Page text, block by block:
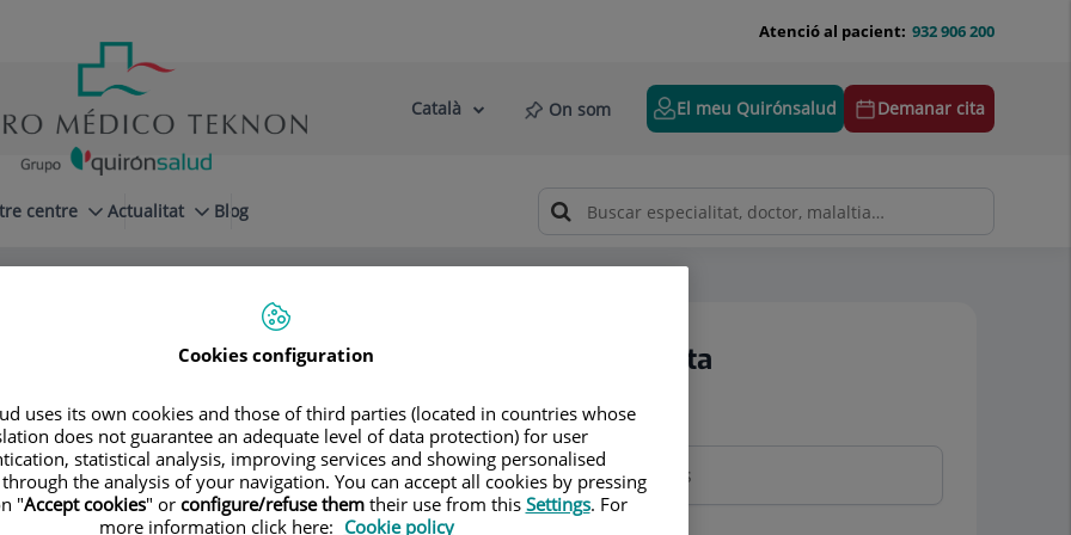
932 906 200
Atenció al pacient:
Selector
Llenguatge
Català On som El meu Quirónsalud Demanar cita
centre Actualitat Blog
Demanar cita
Nom i cognoms
Cookies configuration
uses its own cookies and those of third parties (located in countries whose
does not guarantee an adequate level of data protection) for user
statistical analysis, improving services and showing personalised
the analysis of your navigation. You can accept all cookies by pressing
"Accept cookies" or configure/refuse themtheir use from this Settings. For
more information click here: Cookie policy